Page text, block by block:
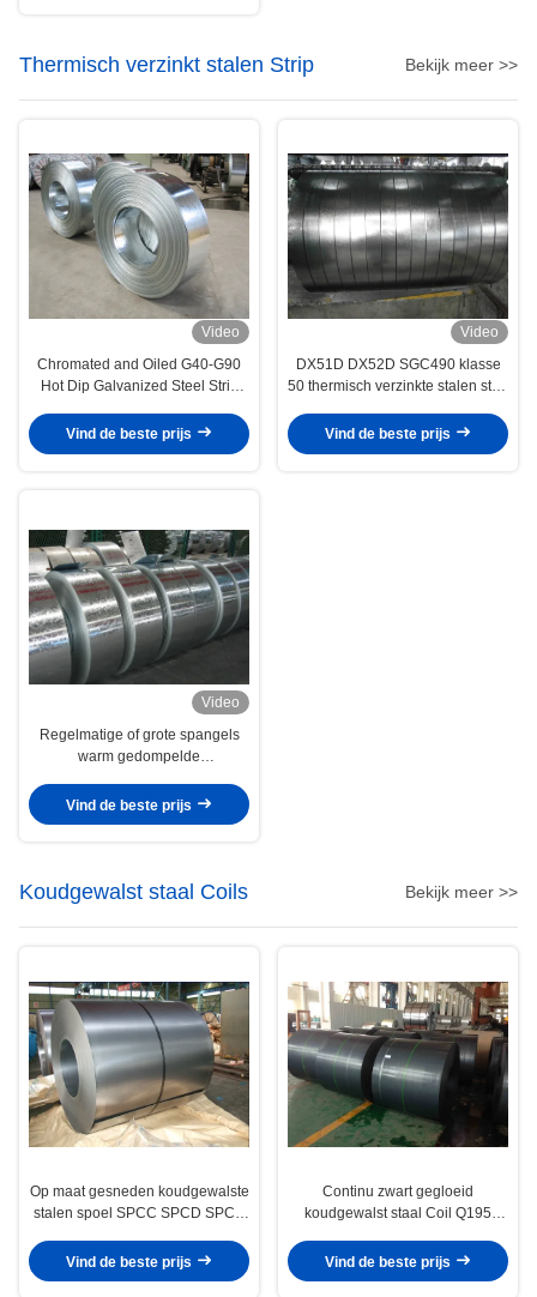
Thermisch verzinkt stalen Strip Bekijk meer >>
Video
Chromated and Oiled G40-G90
Hot Dip Galvanized Steel Strip
Vind de beste prijs
Video
DX51D DX52D SGC490 klasse
50 thermisch verzinkte stalen strip
onderdelen
Vind de beste prijs
Video
Regelmatige of grote spangels
warm gedompelde
gepassivateerd en geoliede
oppervlak
Vind de beste prijs
Koudgewalst staal Coils Bekijk meer >>
Op maat gesneden koudgewalste
stalen spoel SPCC SPCD SPCE
Vind de beste prijs
Continu zwart gegloeid
koudgewalst staal Coil Q195
Vind de beste prijs